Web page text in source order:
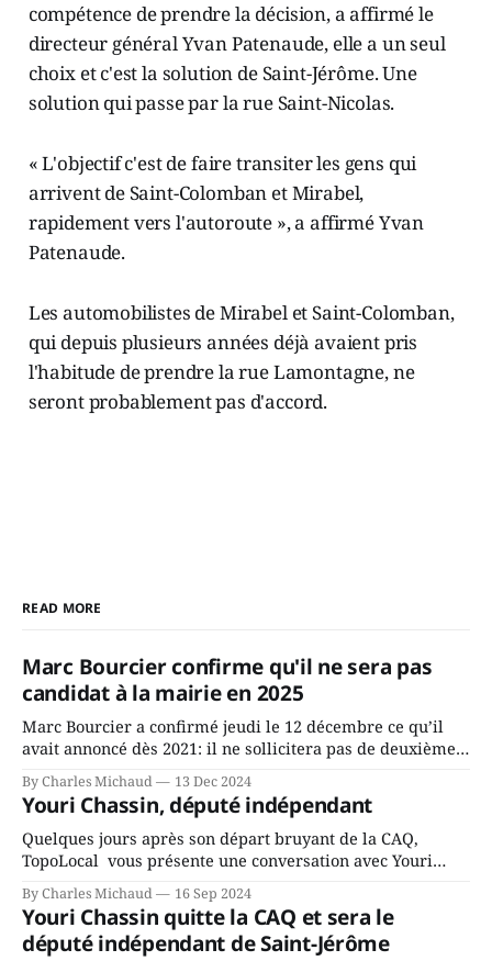
compétence de prendre la décision, a affirmé le
directeur général Yvan Patenaude, elle a un seul
choix et c'est la solution de Saint-Jérôme. Une
solution qui passe par la rue Saint-Nicolas.
« L'objectif c'est de faire transiter les gens qui
arrivent de Saint-Colomban et Mirabel,
rapidement vers l'autoroute », a affirmé Yvan
Patenaude.
Les automobilistes de Mirabel et Saint-Colomban,
qui depuis plusieurs années déjà avaient pris
l'habitude de prendre la rue Lamontagne, ne
seront probablement pas d'accord.
READ MORE
Marc Bourcier confirme qu'il ne sera pas
candidat à la mairie en 2025
Marc Bourcier a confirmé jeudi le 12 décembre ce qu’il
avait annoncé dès 2021: il ne sollicitera pas de deuxième
mandat à titre de maire de Saint-Jérôme. Bourcier en a
fait l’annonce en s’adressant aux employés de la ville,
rassemblés en soirée pour leur traditionnel souper
By Charles Michaud 13 Dec 2024
Youri Chassin, député indépendant
Quelques jours après son départ bruyant de la CAQ,
TopoLocal vous présente une conversation avec Youri
Chassin. Nous avons causé de sa décision. Y songeait-il
depuis longtemps? Sera-t-il candidat indépendant dans 2
ans? Joindrait-il un autre parti, par exemple les
conservateurs d’Éric Duhaime? Que lui
By Charles Michaud 16 Sep 2024
Youri Chassin quitte la CAQ et sera le
député indépendant de Saint-Jérôme